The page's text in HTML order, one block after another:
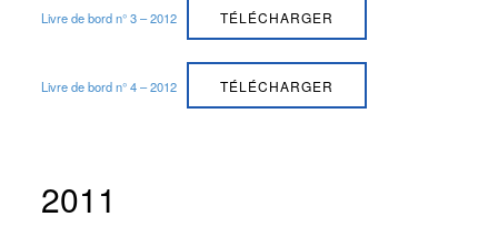
Livre de bord n° 3 – 2012 TÉLÉCHARGER
Livre de bord n° 4 – 2012 TÉLÉCHARGER
2011